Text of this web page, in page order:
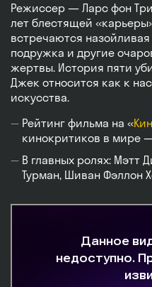
Режиссер — Ларс фон
лет блестящей
встречаются
подружка и другие
жертвы. История пяти
Джек относится как к
искусства.
Рейтинг фильма на «
кинокритиков в мире
В главных ролях: Мэтт
Турман, Шиван Фэллон